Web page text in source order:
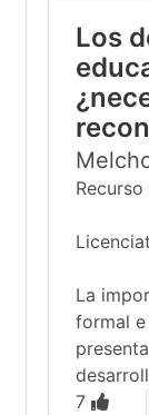
Los
La
formal
7